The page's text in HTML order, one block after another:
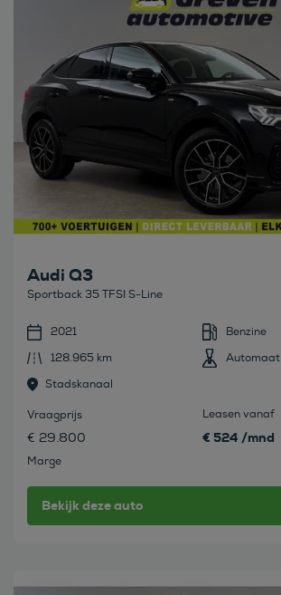
Audi Q3
Sportback 35 TFSI S-Line
2021
Benzine
128.965 km
Automaat
Stadskanaal
Vraagprijs
€ 29.800
Marge
Leasen vanaf
€ 524 /mnd
Bekijk deze auto